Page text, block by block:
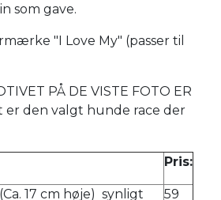
som gave.
"I Love My" (passer til
PÅ DE VISTE FOTO ER
er den valgt hunde race der
Pris:
17 cm høje) synligt 59